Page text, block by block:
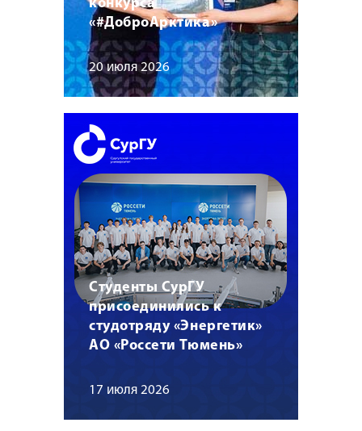
конкурса
«#ДоброАрктика»
20 июля 2026
Студенты СурГУ
присоединились к
студотряду «Энергетик»
АО «Россети Тюмень»
17 июля 2026